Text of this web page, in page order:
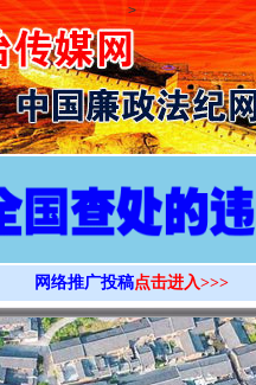
>
网络推广投稿点击进入>>>